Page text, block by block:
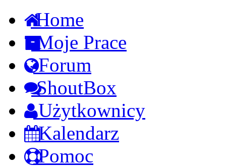
Home
Moje Prace
Forum
ShoutBox
Użytkownicy
Kalendarz
Pomoc